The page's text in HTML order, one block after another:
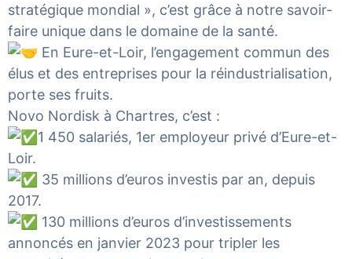
stratégique mondial », c’est grâce à notre savoir-
faire unique dans le domaine de la santé.
En Eure-et-Loir, l’engagement commun des
élus et des entreprises pour la réindustrialisation,
porte ses fruits.
Novo Nordisk à Chartres, c’est :
1 450 salariés, 1er employeur privé d’Eure-et-
Loir.
35 millions d’euros investis par an, depuis
2017.
130 millions d’euros d’investissements
annoncés en janvier 2023 pour tripler les